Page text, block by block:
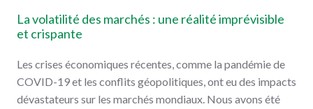
La volatilité des marchés : une réalité imprévisible
et crispante
Les crises économiques récentes, comme la pandémie de
COVID-19 et les conflits géopolitiques, ont eu des impacts
dévastateurs sur les marchés mondiaux. Nous avons été